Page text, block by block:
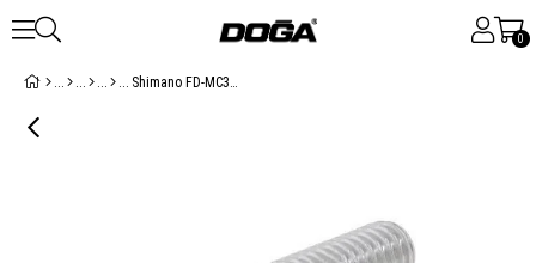
0
Shimano FD-MC33 Ön Aktarıcı Kelepçe Vidası